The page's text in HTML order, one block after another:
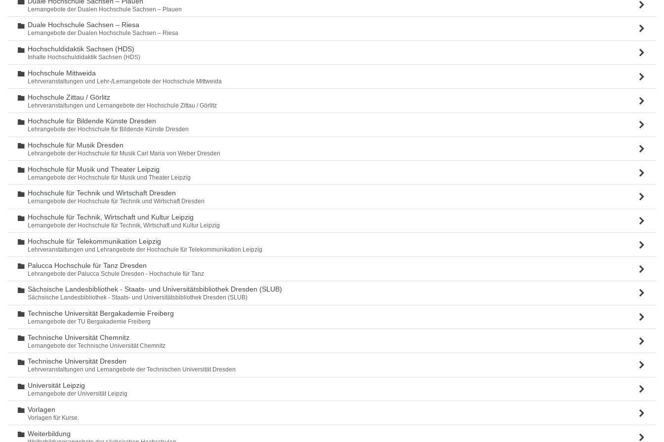
Lernangebote der Dualen Hochschule Sachsen – Plauen
Ordner
Duale Hochschule Sachsen – Riesa
Lernangebote der Dualen Hochschule Sachsen – Riesa
Ordner
Hochschuldidaktik Sachsen (HDS)
Inhalte Hochschuldidaktik Sachsen (HDS)
Ordner
Hochschule Mittweida
Lehrveranstaltungen und Lehr-/Lernangebote der Hochschule Mittweida
Ordner
Hochschule Zittau / Görlitz
Lehrveranstaltungen und Lernangebote der Hochschule Zittau / Görlitz
Ordner
Hochschule für Bildende Künste Dresden
Lehrangebote der Hochschule für Bildende Künste Dresden
Ordner
Hochschule für Musik Dresden
Lehrangebote der Hochschule für Musik Carl Maria von Weber Dresden
Ordner
Hochschule für Musik und Theater Leipzig
Lernangebote der Hochschule für Musik und Theater Leipzig
Ordner
Hochschule für Technik und Wirtschaft Dresden
Lernangebote der Hochschule für Technik und Wirtschaft Dresden
Ordner
Hochschule für Technik, Wirtschaft und Kultur Leipzig
Lernangebote der Hochschule für Technik, Wirtschaft und Kultur Leipzig
Ordner
Hochschule für Telekommunikation Leipzig
Lehrveranstaltungen und Lehrangebote der Hochschule für Telekommunikation Leipzig
Ordner
Palucca Hochschule für Tanz Dresden
Lehrangebote der Palucca Schule Dresden - Hochschule für Tanz
Ordner
Sächsische Landesbibliothek - Staats- und Universitätsbibliothek Dresden (SLUB)
Sächsische Landesbibliothek - Staats- und Universitätsbibliothek Dresden (SLUB)
Ordner
Technische Universität Bergakademie Freiberg
Lernangebote der TU Bergakademie Freiberg
Ordner
Technische Universität Chemnitz
Lernangebote der Technische Universität Chemnitz
Ordner
Technische Universität Dresden
Lehrveranstaltungen und Lernangebote der Technischen Universität Dresden
Ordner
Universität Leipzig
Lernangebote der Universität Leipzig
Ordner
Vorlagen
Vorlagen für Kurse.
Ordner
Weiterbildung